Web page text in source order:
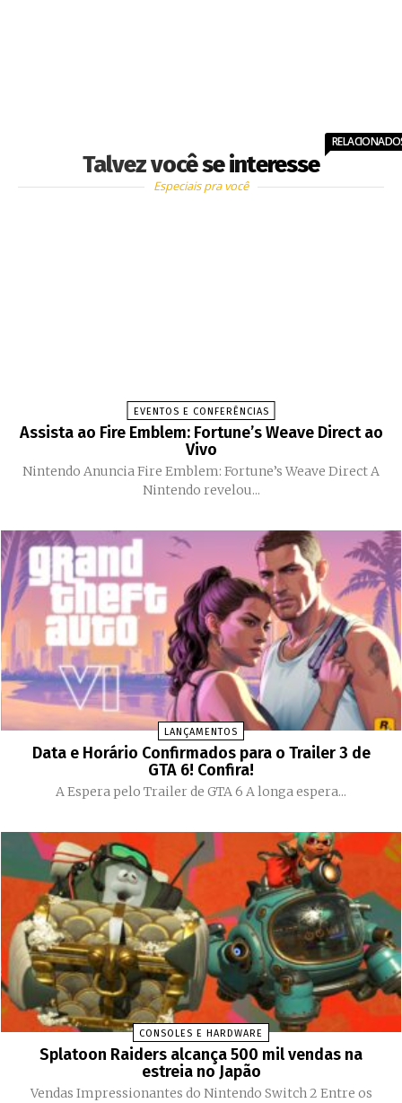
Talvez você se interesse
Especiais pra você
EVENTOS E CONFERÊNCIAS
Assista ao Fire Emblem: Fortune’s Weave Direct ao
Vivo
Nintendo Anuncia Fire Emblem: Fortune’s Weave Direct A
Nintendo revelou...
LANÇAMENTOS
Data e Horário Confirmados para o Trailer 3 de
GTA 6! Confira!
A Espera pelo Trailer de GTA 6 A longa espera...
CONSOLES E HARDWARE
Splatoon Raiders alcança 500 mil vendas na
estreia no Japão
Vendas Impressionantes do Nintendo Switch 2 Entre os